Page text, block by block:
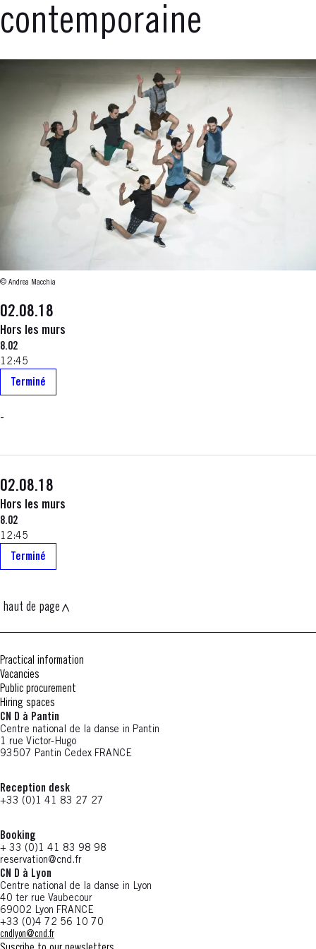
contemporaine
© Andrea Macchia
02.08.18
Hors les murs
8.02
12:45
Terminé
-
02.08.18
Hors les murs
8.02
12:45
Terminé
haut de page
Practical information
Vacancies
Public procurement
Hiring spaces
CN D à Pantin
Centre national de la danse in Pantin
1 rue Victor-Hugo
93507 Pantin Cedex FRANCE
Reception desk
+33 (0)1 41 83 27 27
Booking
+ 33 (0)1 41 83 98 98
reservation@cnd.fr
CN D à Lyon
Centre national de la danse in Lyon
40 ter rue Vaubecour
69002 Lyon FRANCE
+33 (0)4 72 56 10 70
cndlyon@cnd.fr